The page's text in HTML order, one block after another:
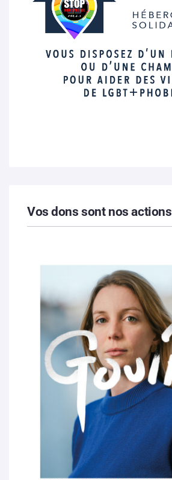
Vos dons sont nos actions